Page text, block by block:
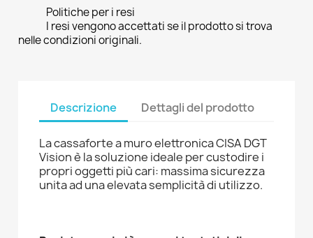
Politiche per i resi
I resi vengono accettati se il prodotto si trova
nelle condizioni originali.
Descrizione Dettagli del prodotto
La cassaforte a muro elettronica CISA DGT
Vision è la soluzione ideale per custodire i
propri oggetti più cari: massima sicurezza
unita ad una elevata semplicità di utilizzo.